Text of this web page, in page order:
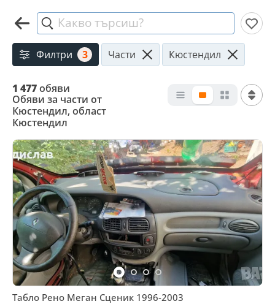
Какво търсиш?
Филтри 3 Части Кюстендил
1 477обяви
Обяви за части от
Кюстендил, област
Кюстендил
Табло Рено Меган Сценик 1996-2003